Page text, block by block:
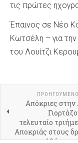
τις πρώτες
Έπαινος σε Νέο
Κωτσέλη – για
του Λουίτζι
Απόκριες στην
τελευταίο
Αποκριάς στους